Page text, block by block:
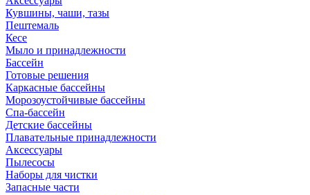
Кувшины, чаши, тазы
Пештемаль
Кесе
Мыло и принадлежности
Бассейн
Готовые решения
Каркасные бассейны
Морозоустойчивые бассейны
Спа-бассейн
Детские бассейны
Плавательные принадлежности
Аксессуары
Пылесосы
Наборы для чистки
Запасные части